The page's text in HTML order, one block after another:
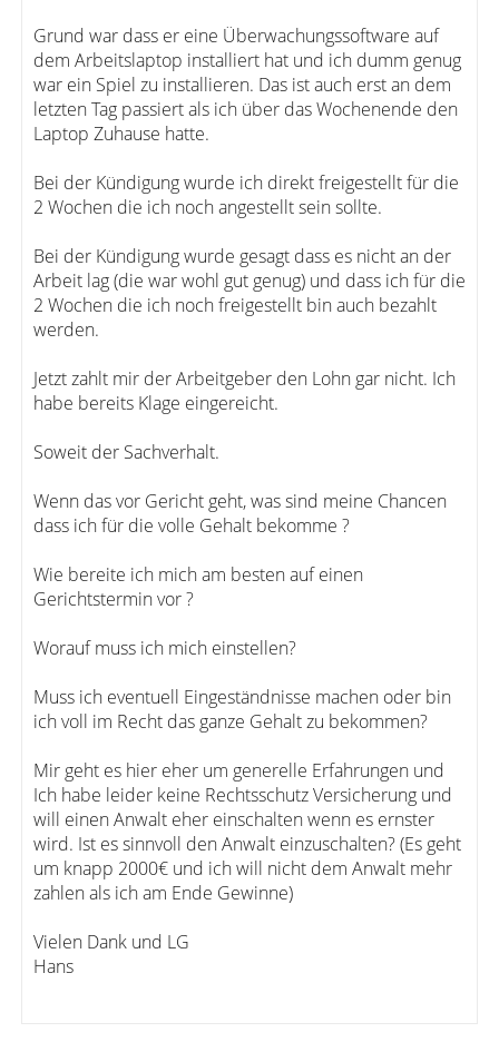
Grund war dass er eine Überwachungssoftware auf
dem Arbeitslaptop installiert hat und ich dumm genug
war ein Spiel zu installieren. Das ist auch erst an dem
letzten Tag passiert als ich über das Wochenende den
Laptop Zuhause hatte.
Bei der Kündigung wurde ich direkt freigestellt für die
2 Wochen die ich noch angestellt sein sollte.
Bei der Kündigung wurde gesagt dass es nicht an der
Arbeit lag (die war wohl gut genug) und dass ich für die
2 Wochen die ich noch freigestellt bin auch bezahlt
werden.
Jetzt zahlt mir der Arbeitgeber den Lohn gar nicht. Ich
habe bereits Klage eingereicht.
Soweit der Sachverhalt.
Wenn das vor Gericht geht, was sind meine Chancen
dass ich für die volle Gehalt bekomme ?
Wie bereite ich mich am besten auf einen
Gerichtstermin vor ?
Worauf muss ich mich einstellen?
Muss ich eventuell Eingeständnisse machen oder bin
ich voll im Recht das ganze Gehalt zu bekommen?
Mir geht es hier eher um generelle Erfahrungen und
Ich habe leider keine Rechtsschutz Versicherung und
will einen Anwalt eher einschalten wenn es ernster
wird. Ist es sinnvoll den Anwalt einzuschalten? (Es geht
um knapp 2000€ und ich will nicht dem Anwalt mehr
zahlen als ich am Ende Gewinne)
Vielen Dank und LG
Hans